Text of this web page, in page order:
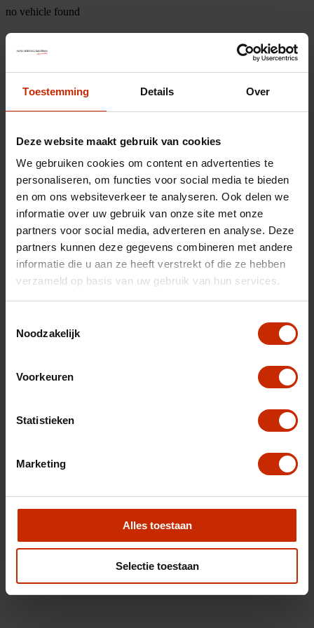
Toestemming Details Over
Deze website maakt gebruik van cookies
We gebruiken cookies om content en advertenties te
personaliseren, om functies voor social media te bieden
en om ons websiteverkeer te analyseren. Ook delen we
informatie over uw gebruik van onze site met onze
partners voor social media, adverteren en analyse. Deze
partners kunnen deze gegevens combineren met andere
informatie die u aan ze heeft verstrekt of die ze hebben
verzameld op basis van uw gebruik van hun services.
Noodzakelijk
Voorkeuren
Statistieken
Marketing
Alles toestaan
Selectie toestaan
no vehicle found